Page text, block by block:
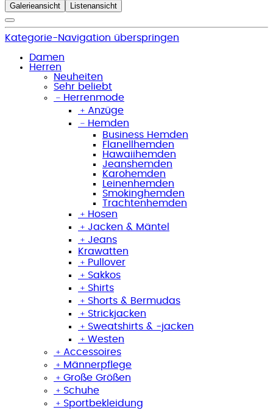
Galerieansicht Listenansicht
Kategorie-Navigation überspringen
Damen
Herren
Neuheiten
Sehr beliebt
﹣ Herrenmode
﹢ Anzüge
﹣ Hemden
Business Hemden
Flanellhemden
Hawaiihemden
Jeanshemden
Karohemden
Leinenhemden
Smokinghemden
Trachtenhemden
﹢ Hosen
﹢ Jacken & Mäntel
﹢ Jeans
Krawatten
﹢ Pullover
﹢ Sakkos
﹢ Shirts
﹢ Shorts & Bermudas
﹢ Strickjacken
﹢ Sweatshirts & -jacken
﹢ Westen
﹢ Accessoires
﹢ Männerpflege
﹢ Große Größen
﹢ Schuhe
﹢ Sportbekleidung